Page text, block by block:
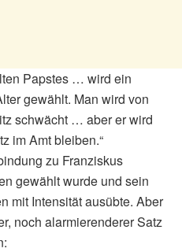
Papstes … wird ein
gewählt. Man wird von
schwächt … aber er wird
im Amt bleiben.“
zu Franziskus
gewählt wurde und sein
mit Intensität ausübte. Aber
noch alarmierenderer Satz